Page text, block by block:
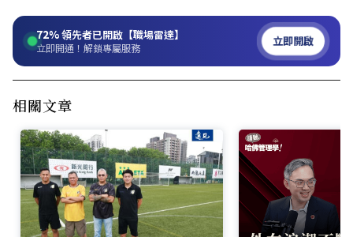
72%領先者已開啟【職場雷達】
立即開通！解鎖專屬服務 立即開啟
相關文章